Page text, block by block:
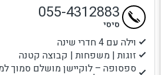
וילה עם 4 חדרי שינה
זוגות | משפחות | קבוצה קטנה
ספסופה – לוקיישן מושלם סמוך
055-4312883
סיסי